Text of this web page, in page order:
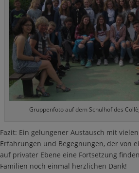
Gruppenfoto auf dem Schulhof des
Fazit: Ein gelungener Austausch mit
Erfahrungen und Begegnungen, der von
auf privater Ebene eine Fortsetzung
Familien noch einmal herzlichen Dank!